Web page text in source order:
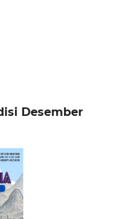
Desember